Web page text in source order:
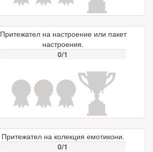
Притежател на настроение или пакет
настроения.
0/1
Притежател на колекция емотикони.
0/1